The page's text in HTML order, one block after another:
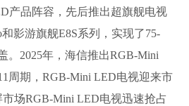
产品阵容，先后推出超旗舰电视
影游旗舰E8S系列，实现了75-
。2025年，海信推出RGB-Mini
周期，RGB-Mini LED电视迎来市
场RGB-Mini LED电视迅速抢占